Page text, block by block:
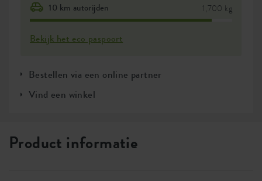
10 km autorijden 1,700 kg
Bekijk het eco paspoort
Bestellen via een online partner
Vind een winkel
Product informatie